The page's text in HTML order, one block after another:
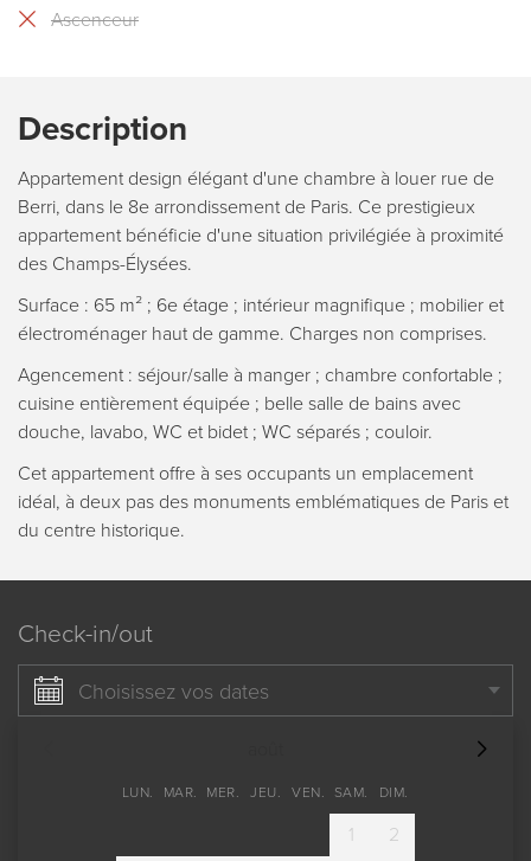
Ascenceur
Description
Appartement design élégant d'une chambre à louer rue de
Berri, dans le 8e arrondissement de Paris. Ce prestigieux
appartement bénéficie d'une situation privilégiée à proximité
des Champs-Élysées.
Surface : 65 m² ; 6e étage ; intérieur magnifique ; mobilier et
électroménager haut de gamme. Charges non comprises.
Agencement : séjour/salle à manger ; chambre confortable ;
cuisine entièrement équipée ; belle salle de bains avec
douche, lavabo, WC et bidet ; WC séparés ; couloir.
Cet appartement offre à ses occupants un emplacement
idéal, à deux pas des monuments emblématiques de Paris et
du centre historique.
Check-in/out
Choisissez vos dates
LUN. MAR. MER. JEU. VEN. SAM. DIM.
1
2